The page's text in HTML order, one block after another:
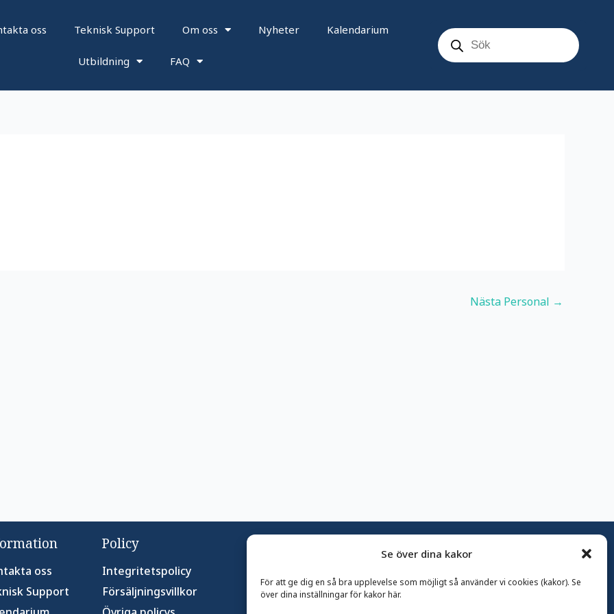
Se över dina kakor
För att ge dig en så bra upplevelse som möjligt så använder vi cookies (kakor). Se
över dina inställningar för kakor här.
oss Teknisk Support Om oss Nyheter Kalendarium
Utbildning FAQ
Products
search
Nästa Personal →
oss
Support
Policy
Integritetspolicy
Försäljningsvillkor